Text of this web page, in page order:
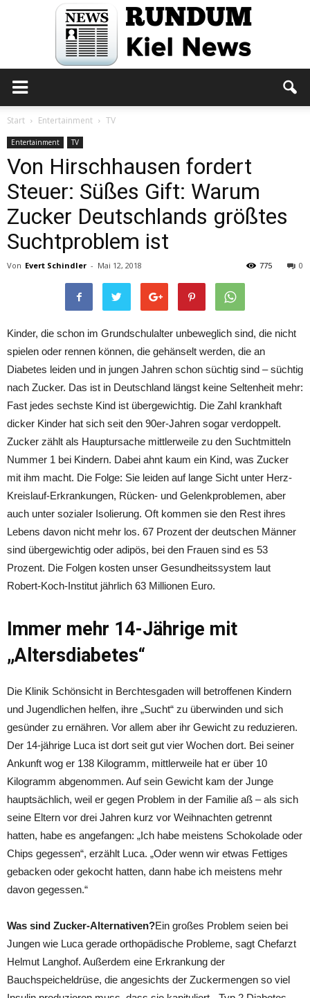
Kiel
News
Start Entertainment TV
Entertainment TV
Von Hirschhausen fordert
Steuer: Süßes Gift: Warum
Zucker Deutschlands größtes
Suchtproblem ist
Von Evert Schindler - Mai 12, 2018 0
775
Kinder, die schon im Grundschulalter unbeweglich sind, die nicht
spielen oder rennen können, die gehänselt werden, die an
Diabetes leiden und in jungen Jahren schon süchtig sind – süchtig
nach Zucker. Das ist in Deutschland längst keine Seltenheit mehr:
Fast jedes sechste Kind ist übergewichtig. Die Zahl krankhaft
dicker Kinder hat sich seit den 90er-Jahren sogar verdoppelt.
Zucker zählt als Hauptursache mittlerweile zu den Suchtmitteln
Nummer 1 bei Kindern. Dabei ahnt kaum ein Kind, was Zucker
mit ihm macht. Die Folge: Sie leiden auf lange Sicht unter Herz-
Kreislauf-Erkrankungen, Rücken- und Gelenkproblemen, aber
auch unter sozialer Isolierung. Oft kommen sie den Rest ihres
Lebens davon nicht mehr los. 67 Prozent der deutschen Männer
sind übergewichtig oder adipös, bei den Frauen sind es 53
Prozent. Die Folgen kosten unser Gesundheitssystem laut
Robert-Koch-Institut jährlich 63 Millionen Euro.
Immer mehr 14-Jährige mit
„Altersdiabetes“
Die Klinik Schönsicht in Berchtesgaden will betroffenen Kindern
und Jugendlichen helfen, ihre „Sucht“ zu überwinden und sich
gesünder zu ernähren. Vor allem aber ihr Gewicht zu reduzieren.
Der 14-jährige Luca ist dort seit gut vier Wochen dort. Bei seiner
Ankunft wog er 138 Kilogramm, mittlerweile hat er über 10
Kilogramm abgenommen. Auf sein Gewicht kam der Junge
hauptsächlich, weil er gegen Problem in der Familie aß – als sich
seine Eltern vor drei Jahren kurz vor Weihnachten getrennt
hatten, habe es angefangen: „Ich habe meistens Schokolade oder
Chips gegessen“, erzählt Luca. „Oder wenn wir etwas Fettiges
gebacken oder gekocht hatten, dann habe ich meistens mehr
davon gegessen.“
Was sind Zucker-Alternativen?Ein großes Problem seien bei
Jungen wie Luca gerade orthopädische Probleme, sagt Chefarzt
Helmut Langhof. Außerdem eine Erkrankung der
Bauchspeicheldrüse, die angesichts der Zuckermengen so viel